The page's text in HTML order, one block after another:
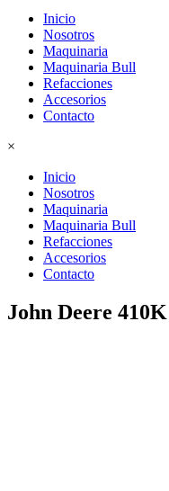
Inicio
Nosotros
Maquinaria
Maquinaria Bull
Refacciones
Accesorios
Contacto
×
Inicio
Nosotros
Maquinaria
Maquinaria Bull
Refacciones
Accesorios
Contacto
John Deere